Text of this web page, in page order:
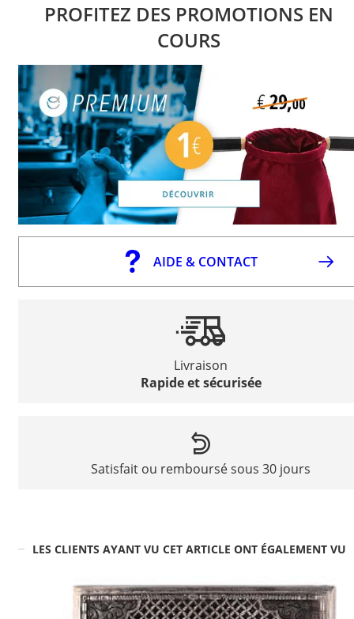
PROFITEZ DES PROMOTIONS EN
COURS
AIDE & CONTACT
Livraison
Rapide et sécurisée
Satisfait ou remboursé sous 30 jours
LES CLIENTS AYANT VU CET ARTICLE ONT ÉGALEMENT VU